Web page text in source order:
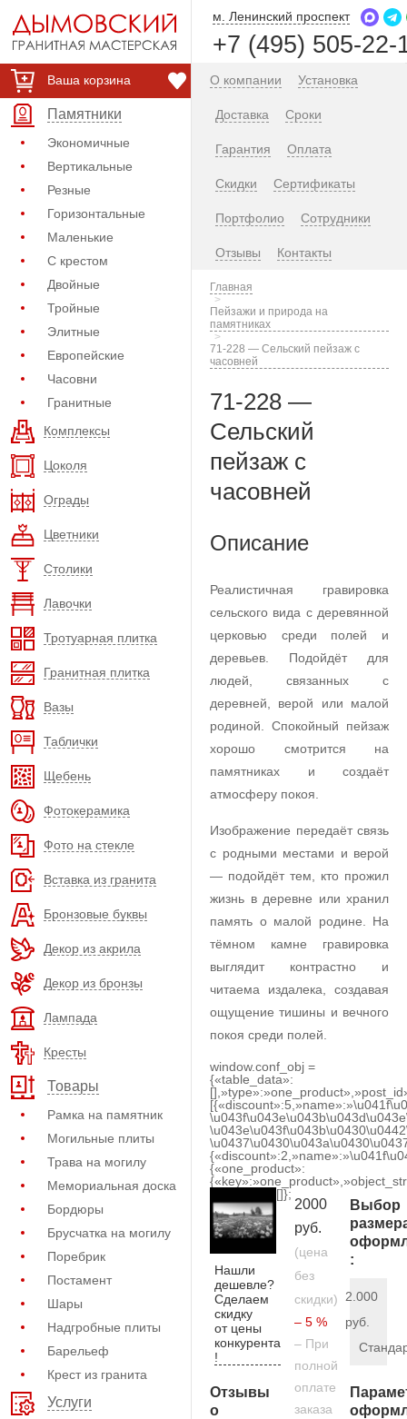
Ваша корзина
Памятники
Экономичные
Вертикальные
Резные
Горизонтальные
Маленькие
С крестом
Двойные
Тройные
Элитные
Европейские
Часовни
Гранитные
Комплексы
Цоколя
Ограды
Цветники
Столики
Лавочки
Тротуарная плитка
Гранитная плитка
Вазы
Таблички
Щебень
Фотокерамика
Фото на стекле
Вставка из гранита
Бронзовые буквы
Декор из акрила
Декор из бронзы
Лампада
Кресты
Товары
Рамка на памятник
Могильные плиты
Трава на могилу
Мемориальная доска
Бордюры
Брусчатка на могилу
Поребрик
Постамент
Шары
Надгробные плиты
Барельеф
Крест из гранита
Услуги
м. Ленинский проспект
+7 (495) 505-22-
О компании Установка
Доставка Сроки
Гарантия Оплата
Скидки Сертификаты
Портфолио Сотрудники
Отзывы Контакты
Главная
Пейзажи и природа на
памятниках
71-228 — Сельский пейзаж с
часовней
71-228 —
Сельский
пейзаж с
часовней
Описание
Реалистичная гравировка
сельского вида с деревянной
церковью среди полей и
деревьев. Подойдёт для
людей, связанных с
деревней, верой или малой
родиной. Спокойный пейзаж
хорошо смотрится на
памятниках и создаёт
атмосферу покоя.
Изображение передаёт связь
с родными местами и верой
— подойдёт тем, кто прожил
жизнь в деревне или хранил
память о малой родине. На
тёмном камне гравировка
выглядит контрастно и
читаема издалека, создавая
ощущение тишины и вечного
покоя среди полей.
window.conf_obj =
{«table_data»:
{«one_product»:
[]};
Нашли
дешевле?
Сделаем
скидку
от цены
конкурента
!
Отзывы
о
2000
руб.
(цена
без
скидки)
– 5 %
– При
полной
оплате
заказа
Выбор
:
2.000
руб.